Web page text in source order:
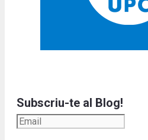
Subscriu-te al Blog!